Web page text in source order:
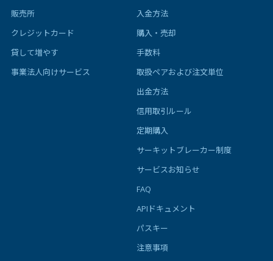
販売所
クレジットカード
貸して増やす
事業法人向けサービス
入金方法
購入・売却
手数料
取扱ペアおよび注文単位
出金方法
信用取引ルール
定期購入
サーキットブレーカー制度
サービスお知らせ
FAQ
APIドキュメント
パスキー
注意事項